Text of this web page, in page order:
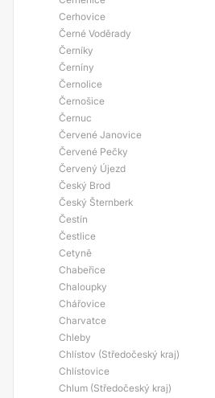
Cerhovice
Černé Voděrady
Černíky
Černíny
Černolice
Černošice
Černuc
Červené Janovice
Červené Pečky
Červený Újezd
Český Brod
Český Šternberk
Čestín
Čestlice
Cetyně
Chabeřice
Chaloupky
Chářovice
Charvatce
Chleby
Chlístov (Středočeský kraj)
Chlístovice
Chlum (Středočeský kraj)